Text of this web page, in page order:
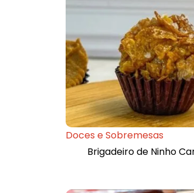
Doces e Sobremesas
Brigadeiro de Ninho